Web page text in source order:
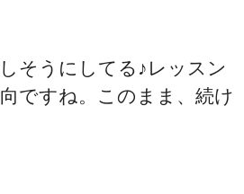
そうにしてる♪レッスン
ですね。このまま、続け